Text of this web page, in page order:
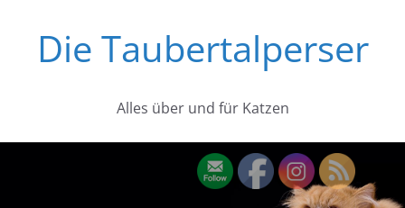
springenDie Taubertalperser
Alles über und für Katzen